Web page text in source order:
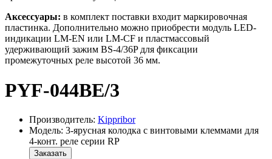
Аксессуары: в комплект поставки входит маркировочная
пластинка. Дополнительно можно приобрести модуль LED-
индикации LM-EN или LM-CF и пластмассовый
удерживающий зажим BS-4/36P для фиксации
промежуточных реле высотой 36 мм.
PYF-044BE/3
Производитель: Kippribor
Модель: 3-ярусная колодка с винтовыми клеммами для
4-конт. реле серии RP
Заказать